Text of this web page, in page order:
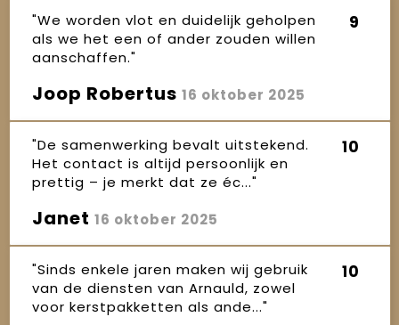
"We worden vlot en duidelijk geholpen
als we het een of ander zouden willen
aanschaffen."
9
Joop Robertus 16 oktober 2025
"De samenwerking bevalt uitstekend.
Het contact is altijd persoonlijk en
prettig – je merkt dat ze éc..."
10
Janet 16 oktober 2025
"Sinds enkele jaren maken wij gebruik
van de diensten van Arnauld, zowel
voor kerstpakketten als ande..."
10